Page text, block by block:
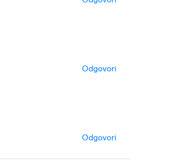
Odgovori
Odgovori